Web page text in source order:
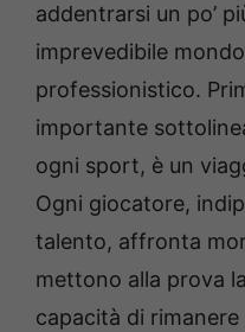
addentrarsi un po’
imprevedibile
professionistico.
importante
ogni sport, è un
Ogni giocatore,
talento, affronta
mettono alla prova
capacità di